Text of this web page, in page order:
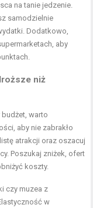
na tanie jedzenie.
samodzielnie
Dodatkowo,
aby
niż
budżet, warto
aby nie zabrakło
atrakcji oraz oszacuj
Poszukaj zniżek, ofert
koszty.
czy muzea z
w